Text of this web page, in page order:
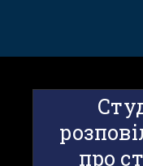
про